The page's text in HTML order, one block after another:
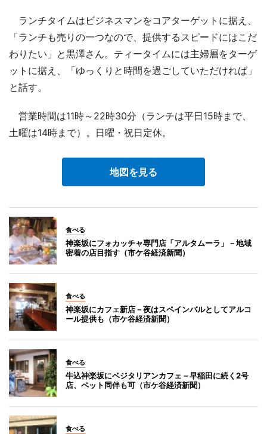
ランチタイムはビジネスマンをコアターゲットに据え、
「ランチも売りの一つなので、提供するスピードにはこだ
わりたい」と黒澤さん。ティータイムには主婦層をターゲ
ットに据え、「ゆっくりと時間を過ごしていただければ」
と話す。
営業時間は11時～22時30分（ランチは平日15時まで、
土曜は14時まで）。日曜・祝日定休。
地図を見る
食べる
神楽坂にフォカッチャ専門店「アルタムーラ」－地域
密着の店目指す（市ケ谷経済新聞）
食べる
神楽坂にカフェ新店－夜はスペインバルとしてアルコ
ール提供も（市ケ谷経済新聞）
食べる
牛込神楽坂にベジタリアンカフェ－早稲田に続く2号
店、ペット同伴も可（市ケ谷経済新聞）
食べる